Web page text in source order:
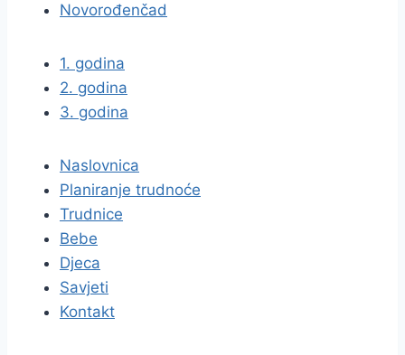
Novorođenčad
1. godina
2. godina
3. godina
Naslovnica
Planiranje trudnoće
Trudnice
Bebe
Djeca
Savjeti
Kontakt